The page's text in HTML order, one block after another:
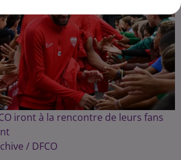
iront à la rencontre de leurs fans
/ DFCO